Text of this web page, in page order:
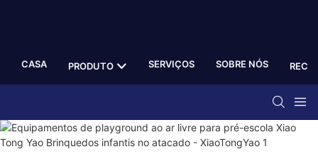
CASA PRODUTO SERVIÇOS SOBRE NÓS